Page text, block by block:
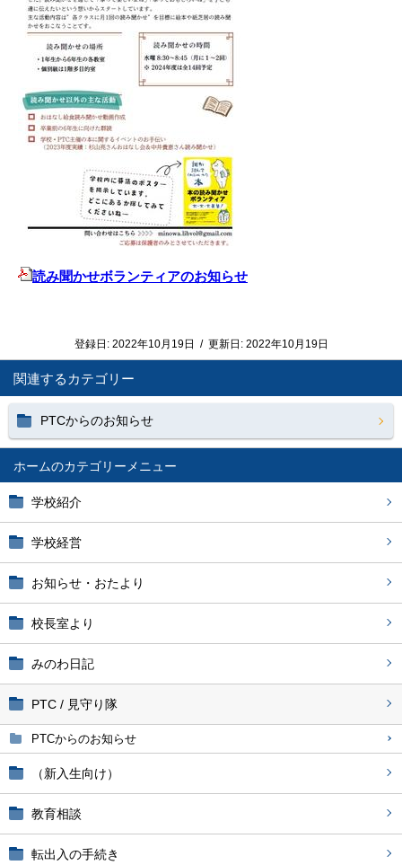
ホーム
学校紹介
学校経営
お知らせ・おたより
校長室より
みのわ日記
PTC / 見守り隊
PTCからのお知らせ
（新入生向け）
教育相談
転出入の手続き
読み聞かせボランティアのお知らせ
登録日: 2022年10月19日 / 更新日: 2022年10月19日
関連するカテゴリー
PTCからのお知らせ